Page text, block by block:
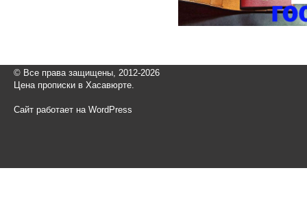
© Все права защищены, 2012-2026
Цена прописки в Хасавюрте.
Сайт работает на WordPress